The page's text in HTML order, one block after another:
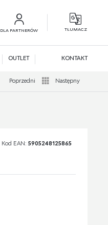
DLA PARTNERÓW TŁUMACZ
OUTLET KONTAKT
Poprzedni Następny
Kod EAN: 5905248125865